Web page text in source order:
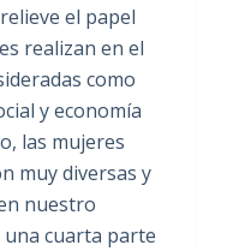
el papel
realizan en el
como
y economía
las mujeres
muy diversas y
nuestro
cuarta parte